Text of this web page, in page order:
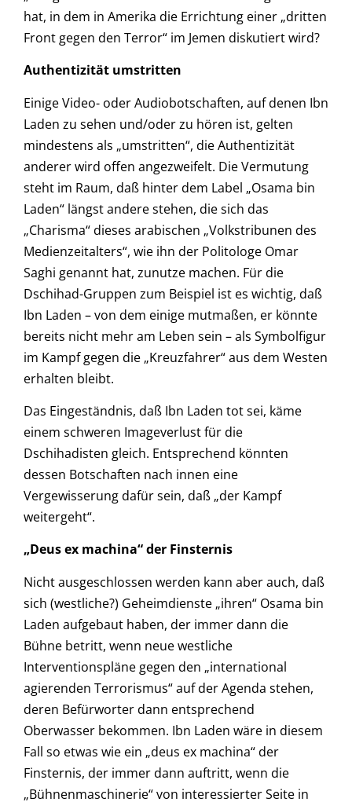
hat, in dem in Amerika die Errichtung einer „dritten
Front gegen den Terror“ im Jemen diskutiert wird?
Authentizität umstritten
Einige Video- oder Audiobotschaften, auf denen Ibn
Laden zu sehen und/oder zu hören ist, gelten
mindestens als „umstritten“, die Authentizität
anderer wird offen angezweifelt. Die Vermutung
steht im Raum, daß hinter dem Label „Osama bin
Laden“ längst andere stehen, die sich das
„Charisma“ dieses arabischen „Volkstribunen des
Medienzeitalters“, wie ihn der Politologe Omar
Saghi genannt hat, zunutze machen. Für die
Dschihad-Gruppen zum Beispiel ist es wichtig, daß
Ibn Laden – von dem einige mutmaßen, er könnte
bereits nicht mehr am Leben sein – als Symbolfigur
im Kampf gegen die „Kreuzfahrer“ aus dem Westen
erhalten bleibt.
Das Eingeständnis, daß Ibn Laden tot sei, käme
einem schweren Imageverlust für die
Dschihadisten gleich. Entsprechend könnten
dessen Botschaften nach innen eine
Vergewisserung dafür sein, daß „der Kampf
weitergeht“.
„Deus ex machina“ der Finsternis
Nicht ausgeschlossen werden kann aber auch, daß
sich (westliche?) Geheimdienste „ihren“ Osama bin
Laden aufgebaut haben, der immer dann die
Bühne betritt, wenn neue westliche
Interventionspläne gegen den „international
agierenden Terrorismus“ auf der Agenda stehen,
deren Befürworter dann entsprechend
Oberwasser bekommen. Ibn Laden wäre in diesem
Fall so etwas wie ein „deus ex machina“ der
Finsternis, der immer dann auftritt, wenn die
„Bühnenmaschinerie“ von interessierter Seite in